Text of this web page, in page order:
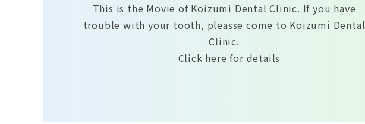
This is the Movie of Koizumi Dental Clinic. If you have
trouble with your tooth, pleasse come to Koizumi Dental
Clinic.
Click here for details